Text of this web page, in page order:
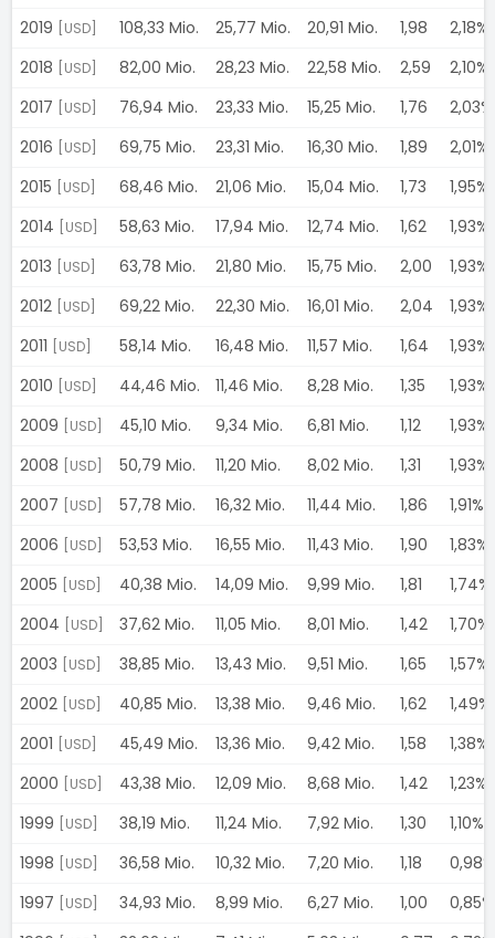
2019
[USD] 108,33 Mio. 25,77 Mio. 20,91 Mio. 1,98
2,18%
2018
[USD] 82,00 Mio. 28,23 Mio. 22,58 Mio. 2,59
2,10%
2017
[USD] 76,94 Mio. 23,33 Mio. 15,25 Mio. 1,76
2,03%
2016
[USD] 69,75 Mio. 23,31 Mio. 16,30 Mio. 1,89
2,01%
2015
[USD] 68,46 Mio. 21,06 Mio. 15,04 Mio. 1,73
1,95%
2014
[USD] 58,63 Mio. 17,94 Mio. 12,74 Mio. 1,62
1,93%
2013
[USD] 63,78 Mio. 21,80 Mio. 15,75 Mio. 2,00
1,93%
2012
[USD] 69,22 Mio. 22,30 Mio. 16,01 Mio. 2,04
1,93%
2011
[USD] 58,14 Mio. 16,48 Mio. 11,57 Mio. 1,64
1,93%
2010
[USD] 44,46 Mio. 11,46 Mio. 8,28 Mio. 1,35
1,93%
2009
[USD] 45,10 Mio. 9,34 Mio. 6,81 Mio. 1,12
1,93%
2008
[USD] 50,79 Mio. 11,20 Mio. 8,02 Mio. 1,31
1,93%
2007
[USD] 57,78 Mio. 16,32 Mio. 11,44 Mio. 1,86
1,91%
2006
[USD] 53,53 Mio. 16,55 Mio. 11,43 Mio. 1,90
1,83%
2005
[USD] 40,38 Mio. 14,09 Mio. 9,99 Mio. 1,81
1,74%
2004
[USD] 37,62 Mio. 11,05 Mio. 8,01 Mio. 1,42
1,70%
2003
[USD] 38,85 Mio. 13,43 Mio. 9,51 Mio. 1,65
1,57%
2002
[USD] 40,85 Mio. 13,38 Mio. 9,46 Mio. 1,62
1,49%
2001
[USD] 45,49 Mio. 13,36 Mio. 9,42 Mio. 1,58
1,38%
2000
[USD] 43,38 Mio. 12,09 Mio. 8,68 Mio. 1,42
1,23%
1999
[USD] 38,19 Mio. 11,24 Mio. 7,92 Mio. 1,30
1,10%
1998
[USD] 36,58 Mio. 10,32 Mio. 7,20 Mio. 1,18
0,98%
1997
[USD] 34,93 Mio. 8,99 Mio. 6,27 Mio. 1,00
0,85%